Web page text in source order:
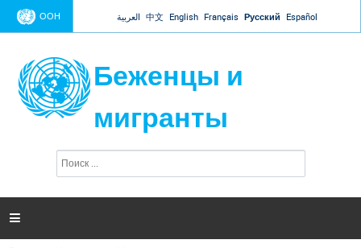
Jump to navigation
ООН العربية 中文 English Français Русский Español
Беженцы и
мигранты
п
и
